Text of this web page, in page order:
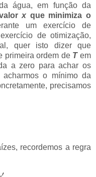
água, em função da
x que minimiza o
um exercício de
de otimização,
quer isto dizer que
primeira ordem de Tem
a zero para achar os
o mínimo da
precisamos
recordemos a regra